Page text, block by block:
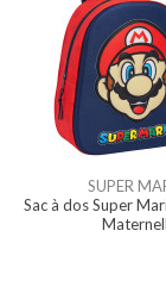
SUPER
Sac à dos Super